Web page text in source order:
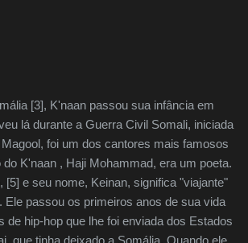
[3], K'naan passou sua infância em
lá durante a Guerra Civil Somali, iniciada
foi um dos cantores mais famosos
K'naan , Haji Mohammad, era um poeta.
[5] e seu nome, Keinan, significa "viajante"
Ele passou os primeiros anos de sua vida
de hip-hop que lhe foi enviada dos Estados
que tinha deixado a Somália. Quando ele